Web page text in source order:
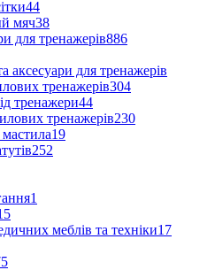
44
мяч38
для тренажерів886
аксесуари для тренажерів
тренажерів304
тренажери44
тренажерів230
19
252
1
меблів та техніки17